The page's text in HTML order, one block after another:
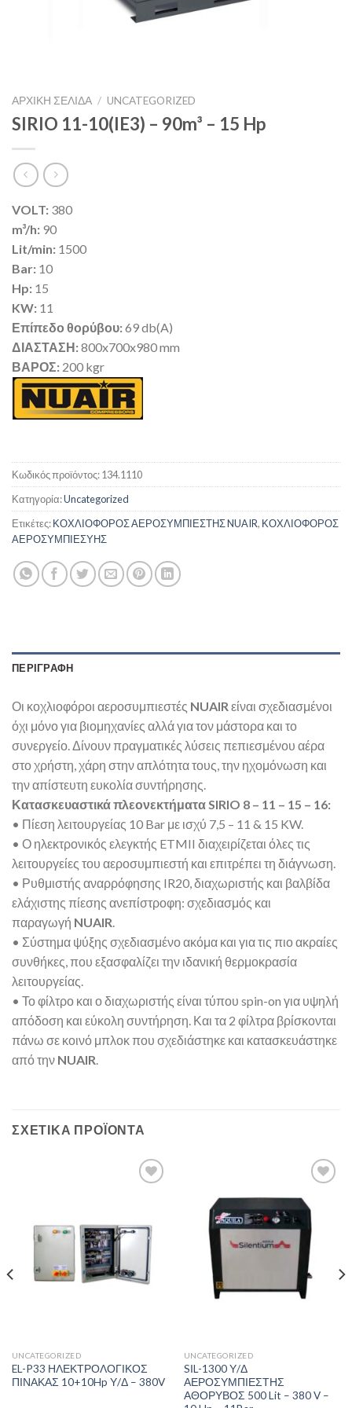
ΑΡΧΙΚΉ ΣΕΛΊΔΑ / UNCATEGORIZED
SIRIO 11-10(IE3) – 90m³ – 15 Hp
VOLT: 380
m³/h: 90
Lit/min: 1500
Bar: 10
Hp: 15
KW: 11
Επίπεδο θορύβου:69 db(A)
ΔΙΑΣΤΑΣΗ:800x700x980 mm
ΒΑΡΟΣ: 200 kgr
Κωδικός προϊόντος:134.1110
Κατηγορία:Uncategorized
Ετικέτες:ΚΟΧΛΙΟΦΟΡΟΣ ΑΕΡΟΣΥΜΠΙΕΣΤΗΣ NUAIR, ΚΟΧΛΙΟΦΟΡΟΣ
ΑΕΡΟΣΥΜΠΙΕΣΥΗΣ
ΠΕΡΙΓΡΑΦΉ
Οι κοχλιοφόροι αεροσυμπιεστές NUAIR είναι σχεδιασμένοι
όχι μόνο για βιομηχανίες αλλά για τον μάστορα και το
συνεργείο. Δίνουν πραγματικές λύσεις πεπιεσμένου αέρα
στο χρήστη, χάρη στην απλότητα τους, την ηχομόνωση και
την απίστευτη ευκολία συντήρησης.
Κατασκευαστικά πλεονεκτήματα SIRIO 8 – 11 – 15 – 16:
• Πίεση λειτουργείας 10 Bar με ισχύ 7,5 – 11 & 15 KW.
• Ο ηλεκτρονικός ελεγκτής ETMII διαχειρίζεται όλες τις
λειτουργείες του αεροσυμπιεστή και επιτρέπει τη διάγνωση.
• Ρυθμιστής αναρρόφησης IR20, διαχωριστής και βαλβίδα
ελάχιστης πίεσης ανεπίστροφη: σχεδιασμός και
παραγωγή NUAIR.
• Σύστημα ψύξης σχεδιασμένο ακόμα και για τις πιο ακραίες
συνθήκες, που εξασφαλίζει την ιδανική θερμοκρασία
λειτουργείας.
• Το φίλτρο και ο διαχωριστής είναι τύπου spin-on για υψηλή
απόδοση και εύκολη συντήρηση. Και τα 2 φίλτρα βρίσκονται
πάνω σε κοινό μπλοκ που σχεδιάστηκε και κατασκευάστηκε
από την NUAIR.
ΣΧΕΤΙΚΆ ΠΡΟΪΌΝΤΑ
στην λίστα
επιθυμιών
UNCATEGORIZED
EL-P33 ΗΛΕΚΤΡΟΛΟΓΙΚΟΣ
ΠΙΝΑΚΑΣ 10+10Hp Υ/Δ – 380V
Πρόσθήκη
στην λίστα
επιθυμιών
UNCATEGORIZED
SΙL-1300 Υ/Δ
ΑΕΡΟΣΥΜΠΙΕΣΤΗΣ
ΑΘΟΡΥΒΟΣ 500 Lit – 380 V –